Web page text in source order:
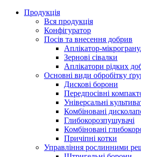
Продукція
Вся продукція
Конфігуратор
Посів та внесення добрив
Аплікатор-
Зернові сівалки
Аплікатори рідких
Oсновні види обробітку
Дискові борони
Передпосівні
Універсальні
Комбіновані
Глибокорозпушувачі
Комбіновані
Причіпні котки
Управління рослинними